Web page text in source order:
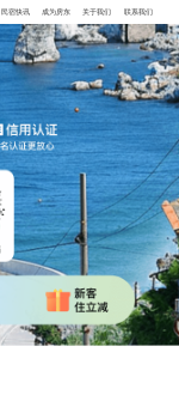
民宿快讯 成为房东 关于我们 联系我们